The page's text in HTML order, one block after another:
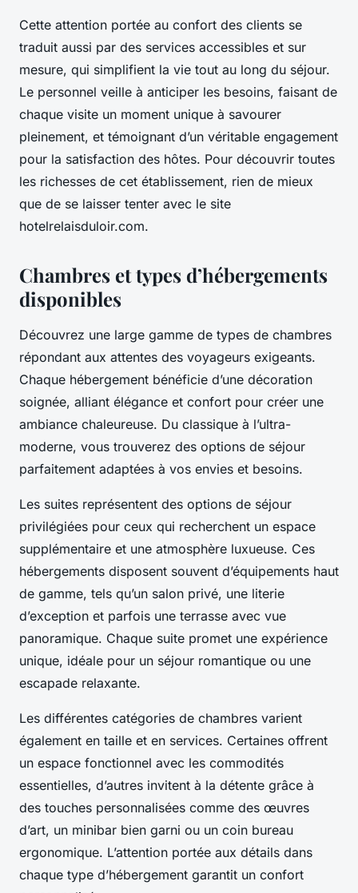
Cette attention portée au confort des clients se
traduit aussi par des services accessibles et sur
mesure, qui simplifient la vie tout au long du séjour.
Le personnel veille à anticiper les besoins, faisant de
chaque visite un moment unique à savourer
pleinement, et témoignant d’un véritable engagement
pour la satisfaction des hôtes. Pour découvrir toutes
les richesses de cet établissement, rien de mieux
que de se laisser tenter avec le site
hotelrelaisduloir.com.
Chambres et types d’hébergements
disponibles
Découvrez une large gamme de types de chambres
répondant aux attentes des voyageurs exigeants.
Chaque hébergement bénéficie d’une décoration
soignée, alliant élégance et confort pour créer une
ambiance chaleureuse. Du classique à l’ultra-
moderne, vous trouverez des options de séjour
parfaitement adaptées à vos envies et besoins.
Les suites représentent des options de séjour
privilégiées pour ceux qui recherchent un espace
supplémentaire et une atmosphère luxueuse. Ces
hébergements disposent souvent d’équipements haut
de gamme, tels qu’un salon privé, une literie
d’exception et parfois une terrasse avec vue
panoramique. Chaque suite promet une expérience
unique, idéale pour un séjour romantique ou une
escapade relaxante.
Les différentes catégories de chambres varient
également en taille et en services. Certaines offrent
un espace fonctionnel avec les commodités
essentielles, d’autres invitent à la détente grâce à
des touches personnalisées comme des œuvres
d’art, un minibar bien garni ou un coin bureau
ergonomique. L’attention portée aux détails dans
chaque type d’hébergement garantit un confort